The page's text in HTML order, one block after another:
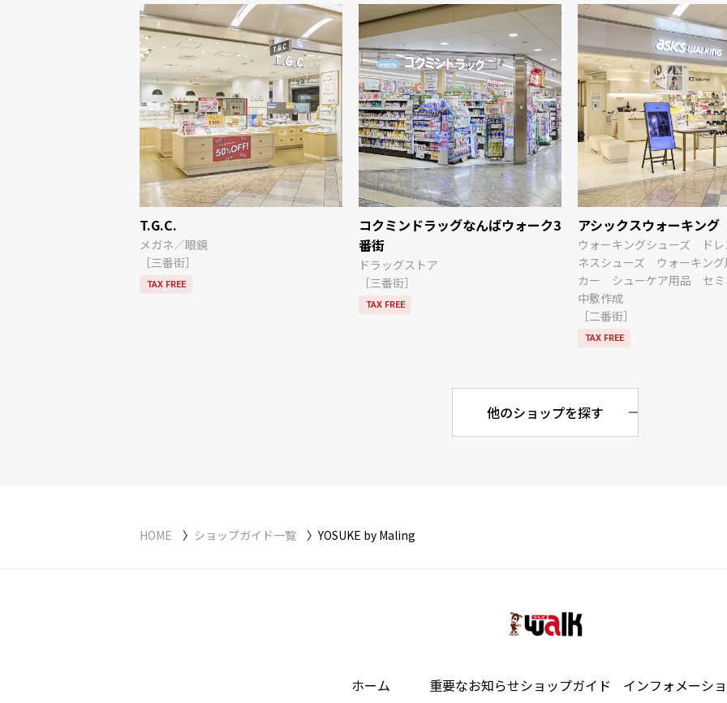
T.G.C.
メガネ／眼鏡
［三番街］
TAX FREE
コクミンドラッグなんばウォーク3
番街
ドラッグストア
［三番街］
TAX FREE
アシックスウォーキング
ウォーキングシューズ ドレ
ネスシューズ ウォーキング
カー シューケア用品 セミ
中敷作成
［二番街］
TAX FREE
他のショップを探す
HOME ショップガイド一覧 YOSUKE by Maling
ホーム
重要なお知らせショップガイド
インフォメーシ